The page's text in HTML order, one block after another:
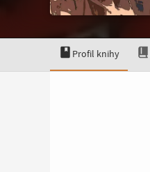
Profil knihy